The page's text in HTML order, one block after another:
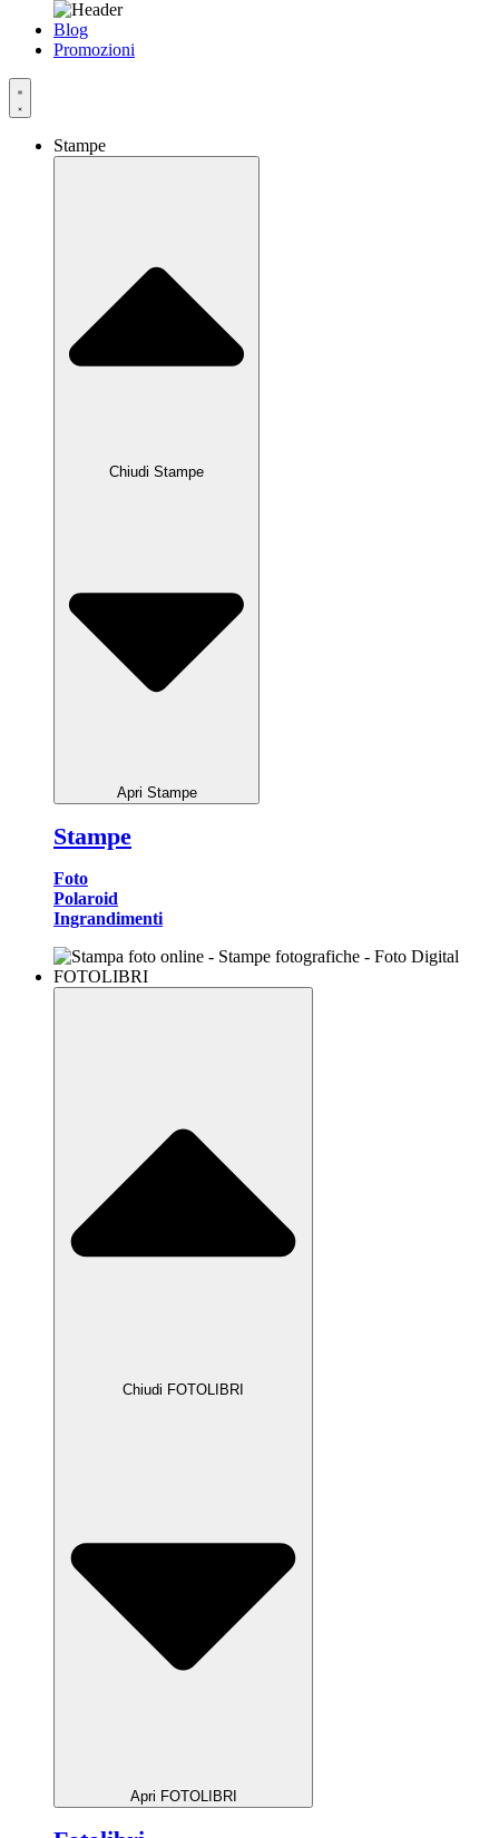
Blog
Promozioni
Stampe
Chiudi Stampe
Apri Stampe
Stampe
Foto
Polaroid
Ingrandimenti
FOTOLIBRI
Chiudi FOTOLIBRI
Apri FOTOLIBRI